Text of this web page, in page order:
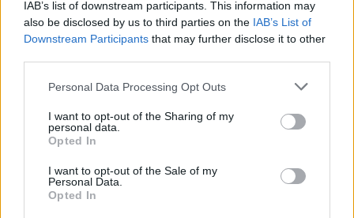
IAB’s list of downstream participants. This information may
also be disclosed by us to third parties on the IAB’s List of
Downstream Participants that may further disclose it to other
Personal Data Processing Opt Outs
I want to opt-out of the Sharing of my
personal data.
Opted In
I want to opt-out of the Sale of my
Personal Data.
Opted In